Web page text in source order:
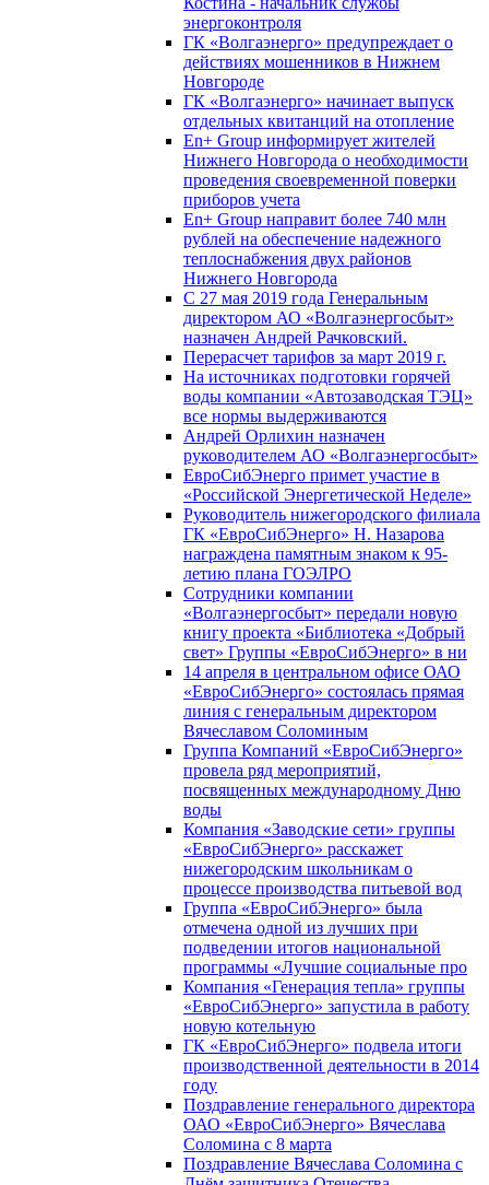
энергоконтроля
ГК «Волгаэнерго» предупреждает о
действиях мошенников в Нижнем
Новгороде
ГК «Волгаэнерго» начинает выпуск
отдельных квитанций на отопление
En+ Group информирует жителей
Нижнего Новгорода о необходимости
проведения своевременной поверки
приборов учета
En+ Group направит более 740 млн
рублей на обеспечение надежного
теплоснабжения двух районов
Нижнего Новгорода
С 27 мая 2019 года Генеральным
директором АО «Волгаэнергосбыт»
назначен Андрей Рачковский.
Перерасчет тарифов за март 2019 г.
На источниках подготовки горячей
воды компании «Автозаводская ТЭЦ»
все нормы выдерживаются
Андрей Орлихин назначен
руководителем АО «Волгаэнергосбыт»
ЕвроСибЭнерго примет участие в
«Российской Энергетической Неделе»
Руководитель нижегородского филиала
ГК «ЕвроСибЭнерго» Н. Назарова
награждена памятным знаком к 95-
летию плана ГОЭЛРО
Сотрудники компании
«Волгаэнергосбыт» передали новую
книгу проекта «Библиотека «Добрый
свет» Группы «ЕвроСибЭнерго» в ни
14 апреля в центральном офисе ОАО
«ЕвроСибЭнерго» состоялась прямая
линия с генеральным директором
Вячеславом Соломиным
Группа Компаний «ЕвроСибЭнерго»
провела ряд мероприятий,
посвященных международному Дню
воды
Компания «Заводские сети» группы
«ЕвроСибЭнерго» расскажет
нижегородским школьникам о
процессе производства питьевой вод
Группа «ЕвроСибЭнерго» была
отмечена одной из лучших при
подведении итогов национальной
программы «Лучшие социальные про
Компания «Генерация тепла» группы
«ЕвроСибЭнерго» запустила в работу
новую котельную
ГК «ЕвроСибЭнерго» подвела итоги
производственной деятельности в 2014
году
Поздравление генерального директора
ОАО «ЕвроСибЭнерго» Вячеслава
Соломина с 8 марта
Поздравление Вячеслава Соломина с